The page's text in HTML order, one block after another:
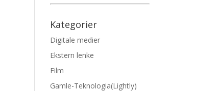
Kategorier
Digitale medier
Ekstern lenke
Film
Gamle-Teknologia(Lightly)